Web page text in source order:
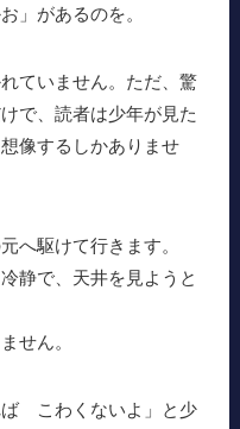
があるのを。
ていません。ただ、驚
で、読者は少年が見た
像するしかありませ
へ駆けて行きます。
静で、天井を見ようと
せん。
こわくないよ」と少